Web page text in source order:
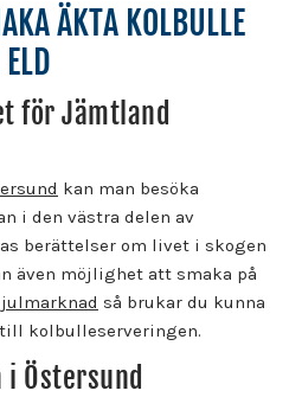
ÄKTA KOLBULLE
för Jämtland
kan man besöka
i den västra delen av
berättelser om livet i skogen
även möjlighet att smaka på
så brukar du kunna
kolbulleserveringen.
Östersund